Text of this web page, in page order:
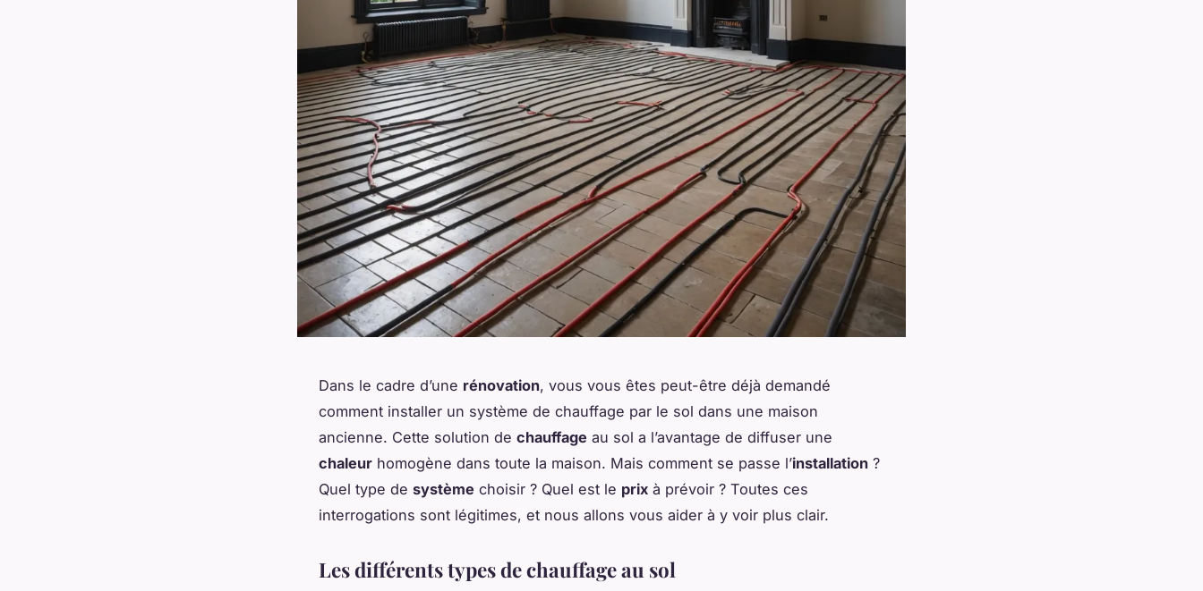
Dans le cadre d’une rénovation, vous vous êtes peut-être déjà demandé
comment installer un système de chauffage par le sol dans une maison
ancienne. Cette solution de chauffage au sol a l’avantage de diffuser une
chaleur homogène dans toute la maison. Mais comment se passe l’installation ?
Quel type de système choisir ? Quel est le prix à prévoir ? Toutes ces
interrogations sont légitimes, et nous allons vous aider à y voir plus clair.
Les différents types de chauffage au sol